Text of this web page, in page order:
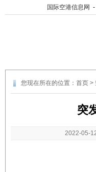
国际空港信息网 -
您现在所在的位置： 首页 >
突
2022-05-